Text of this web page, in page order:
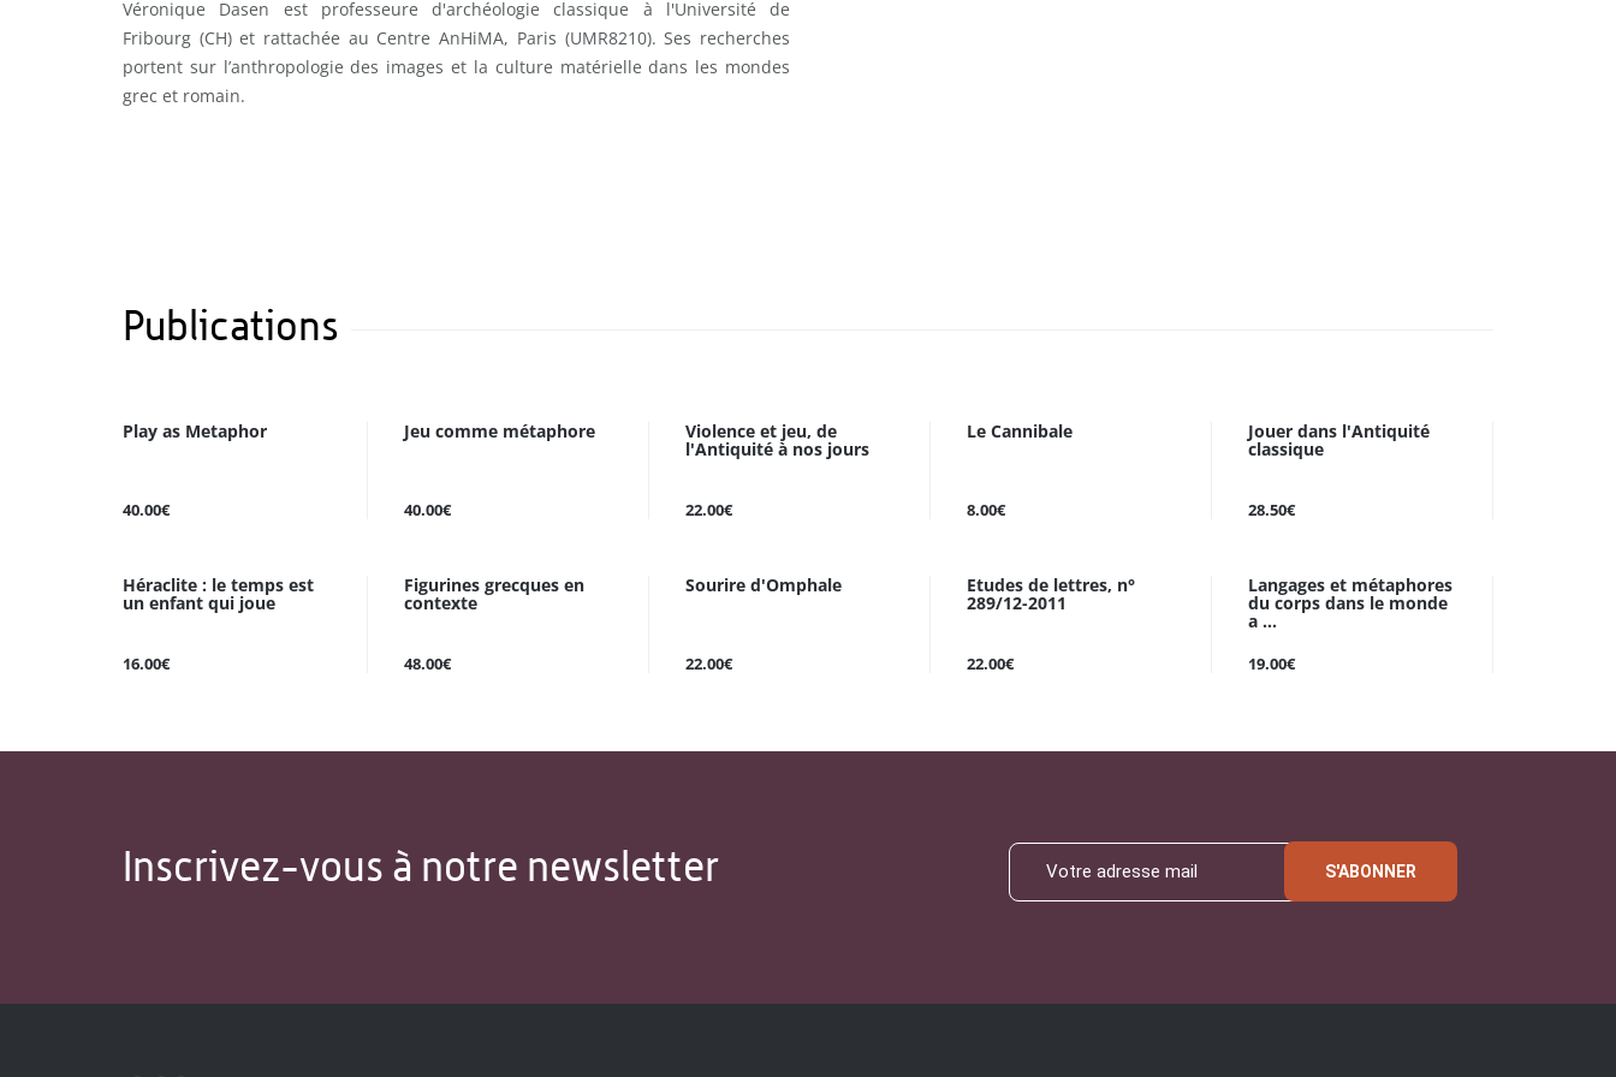
Véronique Dasen est professeure d'archéologie classique à l'Université de
Fribourg (CH) et rattachée au Centre AnHiMA, Paris (UMR8210). Ses recherches
portent sur l’anthropologie des images et la culture matérielle dans les mondes
grec et romain.
Publications
Play as Metaphor
40.00€
Jeu comme métaphore
40.00€
Violence et jeu, de
l'Antiquité à nos jours
22.00€
Le Cannibale
8.00€
Jouer dans l'Antiquité
classique
28.50€
Héraclite : le temps est
un enfant qui joue
16.00€
Figurines grecques en
contexte
48.00€
Sourire d'Omphale
22.00€
Etudes de lettres, n°
289/12-2011
22.00€
Langages et métaphores
du corps dans le monde
a ...
19.00€
Inscrivez-vous à notre newsletter S'ABONNER